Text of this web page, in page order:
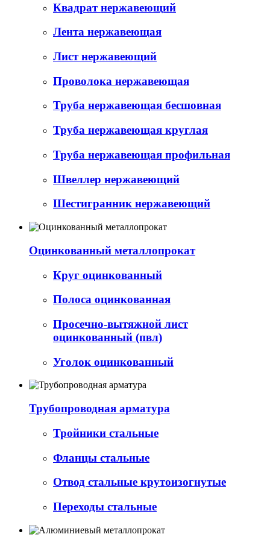
Квадрат нержавеющий
Лента нержавеющая
Лист нержавеющий
Проволока нержавеющая
Труба нержавеющая бесшовная
Труба нержавеющая круглая
Труба нержавеющая профильная
Швеллер нержавеющий
Шестигранник нержавеющий
Оцинкованный металлопрокат
Круг оцинкованный
Полоса оцинкованная
Просечно-вытяжной лист
оцинкованный (пвл)
Уголок оцинкованный
Трубопроводная арматура
Тройники стальные
Фланцы стальные
Отвод стальные крутоизогнутые
Переходы стальные